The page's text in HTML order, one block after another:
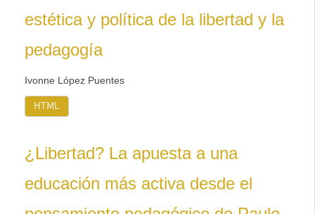
estética y política de la libertad y la
pedagogía
Ivonne López Puentes
HTML
¿Libertad? La apuesta a una
educación más activa desde el